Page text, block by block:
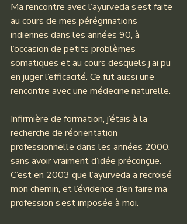
Ma rencontre avec l’ayurveda s’est faite
au cours de mes pérégrinations
indiennes dans les années 90, à
l’occasion de petits problèmes
somatiques et au cours desquels j’ai pu
en juger l’efficacité. Ce fut aussi une
rencontre avec une médecine naturelle.
Infirmière de formation, j’étais à la
recherche de réorientation
professionnelle dans les années 2000,
sans avoir vraiment d’idée préconçue.
C’est en 2003 que l’ayurveda a recroisé
mon chemin, et l’évidence d’en faire ma
profession s’est imposée à moi.